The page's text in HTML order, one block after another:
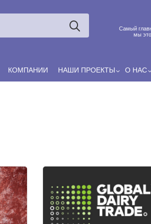
Самый
мы
КОМПАНИИ НАШИ ПРОЕКТЫ О НАС